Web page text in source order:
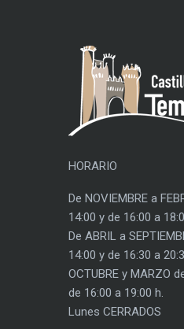
HORARIO
De NOVIEMBRE a
14:00 y de 16:00 a
De ABRIL a
14:00 y de 16:30 a
OCTUBRE y MARZO
de 16:00 a 19:00 h.
Lunes CERRADOS